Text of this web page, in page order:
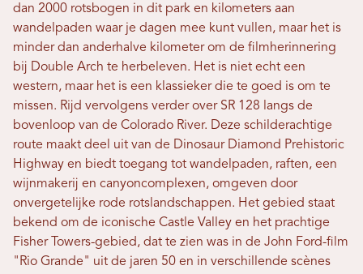
dan 2000 rotsbogen in dit park en kilometers aan
wandelpaden waar je dagen mee kunt vullen, maar het is
minder dan anderhalve kilometer om de filmherinnering
bij Double Arch te herbeleven. Het is niet echt een
western, maar het is een klassieker die te goed is om te
missen. Rijd vervolgens verder over SR 128 langs de
bovenloop van de Colorado River. Deze schilderachtige
route maakt deel uit van de Dinosaur Diamond Prehistoric
Highway en biedt toegang tot wandelpaden, raften, een
wijnmakerij en canyoncomplexen, omgeven door
onvergetelijke rode rotslandschappen. Het gebied staat
bekend om de iconische Castle Valley en het prachtige
Fisher Towers-gebied, dat te zien was in de John Ford-film
"Rio Grande" uit de jaren 50 en in verschillende scènes